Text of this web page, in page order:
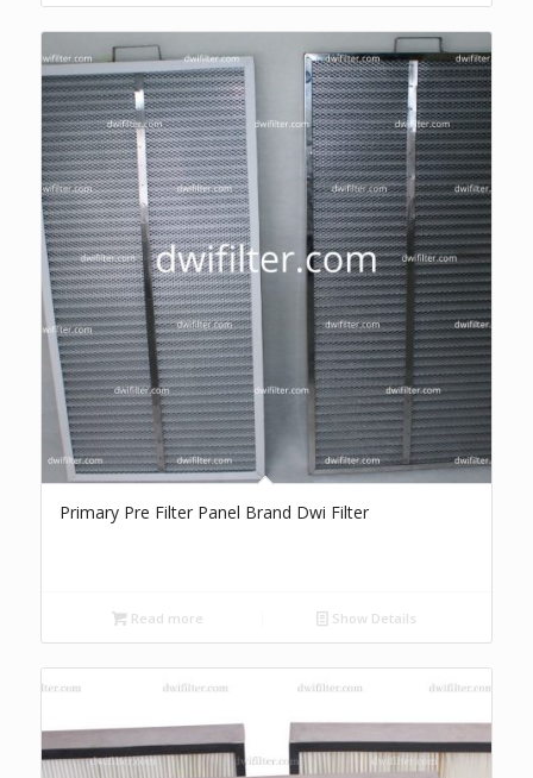
Primary Pre Filter Panel Brand Dwi Filter
Read more Show Details